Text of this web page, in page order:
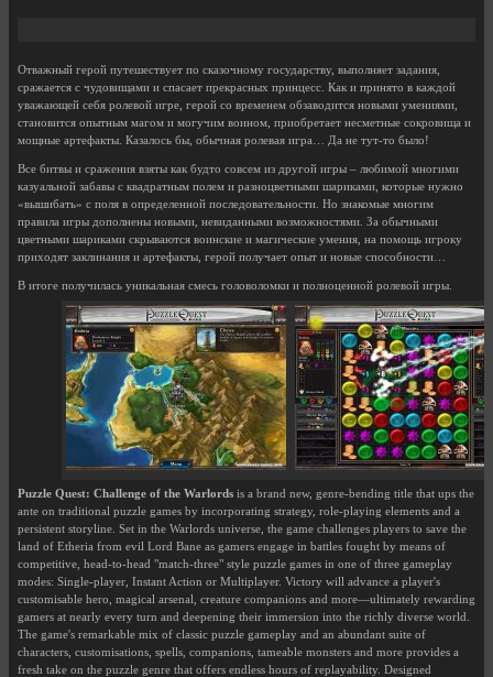
Отважный герой путешествует по сказочному государству, выполняет задания,
сражается с чудовищами и спасает прекрасных принцесс. Как и принято в каждой
уважающей себя ролевой игре, герой со временем обзаводится новыми умениями,
становится опытным магом и могучим воином, приобретает несметные сокровища и
мощные артефакты. Казалось бы, обычная ролевая игра… Да не тут-то было!
Все битвы и сражения взяты как будто совсем из другой игры – любимой многими
казуальной забавы с квадратным полем и разноцветными шариками, которые нужно
«вышибать» с поля в определенной последовательности. Но знакомые многим
правила игры дополнены новыми, невиданными возможностями. За обычными
цветными шариками скрываются воинские и магические умения, на помощь игроку
приходят заклинания и артефакты, герой получает опыт и новые способности…
В итоге получилась уникальная смесь головоломки и полноценной ролевой игры.
Puzzle Quest: Challenge of the Warlords is a brand new, genre-bending title that ups the
ante on traditional puzzle games by incorporating strategy, role-playing elements and a
persistent storyline. Set in the Warlords universe, the game challenges players to save the
land of Etheria from evil Lord Bane as gamers engage in battles fought by means of
competitive, head-to-head "match-three" style puzzle games in one of three gameplay
modes: Single-player, Instant Action or Multiplayer. Victory will advance a player's
customisable hero, magical arsenal, creature companions and more—ultimately rewarding
gamers at nearly every turn and deepening their immersion into the richly diverse world.
The game's remarkable mix of classic puzzle gameplay and an abundant suite of
characters, customisations, spells, companions, tameable monsters and more provides a
fresh take on the puzzle genre that offers endless hours of replayability. Designed